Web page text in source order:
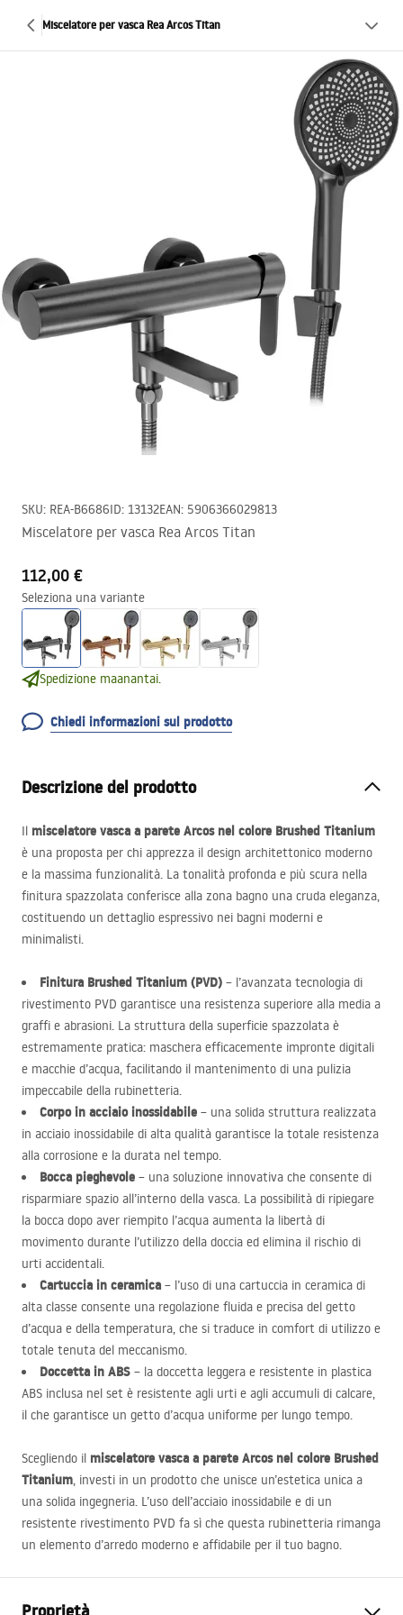
Miscelatore per vasca Rea Arcos Titan
SKU: REA-B6686ID: 13132EAN: 5906366029813
Miscelatore per vasca Rea Arcos Titan
112,00 €
Seleziona una variante
Spedizione maanantai.
Chiedi informazioni sul prodotto
Descrizione del prodotto
Il miscelatore vasca a parete Arcos nel colore Brushed Titanium
è una proposta per chi apprezza il design architettonico moderno
e la massima funzionalità. La tonalità profonda e più scura nella
finitura spazzolata conferisce alla zona bagno una cruda eleganza,
costituendo un dettaglio espressivo nei bagni moderni e
minimalisti.
Finitura Brushed Titanium (PVD) – l’avanzata tecnologia di
rivestimento PVD garantisce una resistenza superiore alla media a
graffi e abrasioni. La struttura della superficie spazzolata è
estremamente pratica: maschera efficacemente impronte digitali
e macchie d’acqua, facilitando il mantenimento di una pulizia
impeccabile della rubinetteria.
Corpo in acciaio inossidabile – una solida struttura realizzata
in acciaio inossidabile di alta qualità garantisce la totale resistenza
alla corrosione e la durata nel tempo.
Bocca pieghevole – una soluzione innovativa che consente di
risparmiare spazio all’interno della vasca. La possibilità di ripiegare
la bocca dopo aver riempito l’acqua aumenta la libertà di
movimento durante l’utilizzo della doccia ed elimina il rischio di
urti accidentali.
Cartuccia in ceramica – l’uso di una cartuccia in ceramica di
alta classe consente una regolazione fluida e precisa del getto
d’acqua e della temperatura, che si traduce in comfort di utilizzo e
totale tenuta del meccanismo.
Doccetta in ABS – la doccetta leggera e resistente in plastica
ABS inclusa nel set è resistente agli urti e agli accumuli di calcare,
il che garantisce un getto d’acqua uniforme per lungo tempo.
Scegliendo il miscelatore vasca a parete Arcos nel colore Brushed
Titanium, investi in un prodotto che unisce un’estetica unica a
una solida ingegneria. L’uso dell’acciaio inossidabile e di un
resistente rivestimento PVD fa sì che questa rubinetteria rimanga
un elemento d’arredo moderno e affidabile per il tuo bagno.